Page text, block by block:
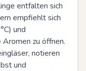
entfalten sich
empfiehlt sich
und
zu öffnen.
notieren
und